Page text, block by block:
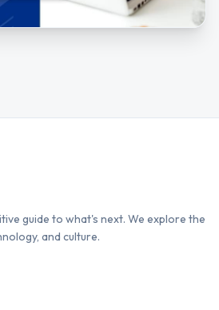
guide to what's next. We explore the
and culture.